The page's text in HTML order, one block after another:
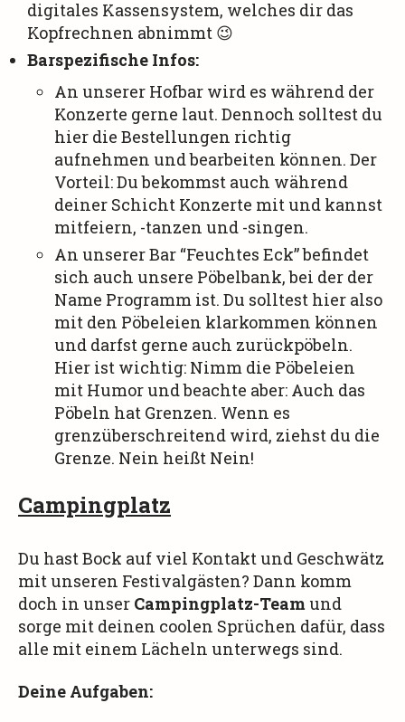
digitales Kassensystem, welches dir das
Kopfrechnen abnimmt 😉
Barspezifische Infos:
An unserer Hofbar wird es während der
Konzerte gerne laut. Dennoch solltest du
hier die Bestellungen richtig
aufnehmen und bearbeiten können. Der
Vorteil: Du bekommst auch während
deiner Schicht Konzerte mit und kannst
mitfeiern, -tanzen und -singen.
An unserer Bar “Feuchtes Eck” befindet
sich auch unsere Pöbelbank, bei der der
Name Programm ist. Du solltest hier also
mit den Pöbeleien klarkommen können
und darfst gerne auch zurückpöbeln.
Hier ist wichtig: Nimm die Pöbeleien
mit Humor und beachte aber: Auch das
Pöbeln hat Grenzen. Wenn es
grenzüberschreitend wird, ziehst du die
Grenze. Nein heißt Nein!
Campingplatz
Du hast Bock auf viel Kontakt und Geschwätz
mit unseren Festivalgästen? Dann komm
doch in unser Campingplatz-Team und
sorge mit deinen coolen Sprüchen dafür, dass
alle mit einem Lächeln unterwegs sind.
Deine Aufgaben: